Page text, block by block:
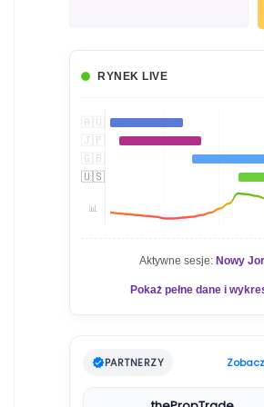
RYNEK LIVE
🇦🇺
🇯🇵
🇬🇧
🇺🇸
📊
Aktywne sesje: Nowy
Pokaż pełne dane i
PARTNERZY